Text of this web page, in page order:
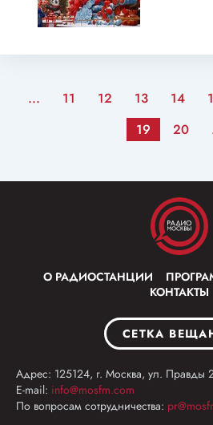
... 11 12 13 14
19
20
О РАДИОСТАНЦИИ
КОНТАКТЫ
СЕТКА
Адрес: 125124, г. Москва, ул. Правды
E-mail: info@mosfm.com
По вопросам сотрудничества: